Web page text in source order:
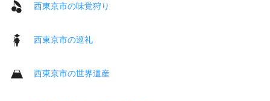
西東京市の味覚狩り
西東京市の巡礼
西東京市の世界遺産